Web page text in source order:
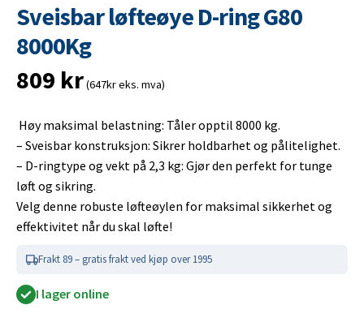
Sveisbar løfteøye D-ring G80
8000Kg
809 kr(647kr eks. mva)
Høy maksimal belastning: Tåler opptil 8000 kg.
– Sveisbar konstruksjon: Sikrer holdbarhet og pålitelighet.
– D-ringtype og vekt på 2,3 kg: Gjør den perfekt for tunge
løft og sikring.
Velg denne robuste løfteøylen for maksimal sikkerhet og
effektivitet når du skal løfte!
Frakt 89 – gratis frakt ved kjøp over 1995
I lager online